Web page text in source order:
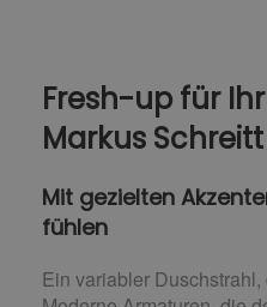
Fresh-up für
Markus Schreitt
Mit gezielten
fühlen
Ein variabler